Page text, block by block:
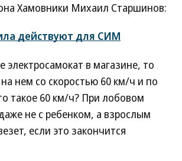
Хамовники Михаил Старшинов:
действуют для СИМ
электросамокат в магазине, то
нем со скоростью 60 км/ч и по
такое 60 км/ч? При лобовом
не с ребенком, а взрослым
если это закончится